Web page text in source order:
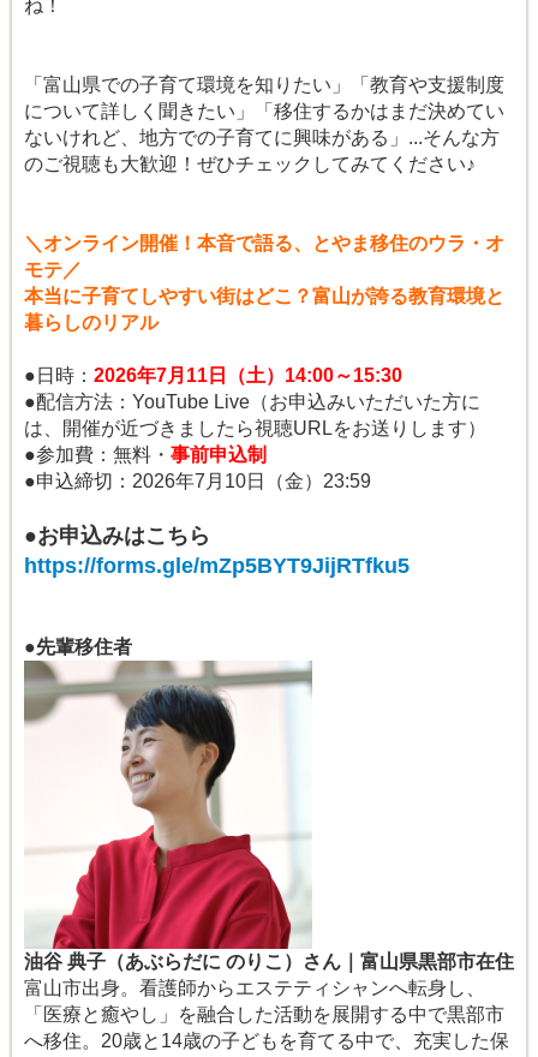
ね！
「富山県での子育て環境を知りたい」「教育や支援制度
について詳しく聞きたい」「移住するかはまだ決めてい
ないけれど、地方での子育てに興味がある」...そんな方
のご視聴も大歓迎！ぜひチェックしてみてください♪
＼オンライン開催！本音で語る、とやま移住のウラ・オ
モテ／
本当に子育てしやすい街はどこ？富山が誇る教育環境と
暮らしのリアル
●日時： 2026年7月11日（土）14:00～15:30
●配信方法：YouTube Live（お申込みいただいた方に
は、開催が近づきましたら視聴URLをお送りします）
●参加費：無料・ 事前申込制
●申込締切：2026年7月10日（金）23:59
●お申込みはこちら
https://forms.gle/mZp5BYT9JijRTfku5
●先輩移住者
油谷 典子（あぶらだに のりこ）さん｜富山県黒部市在住
富山市出身。看護師からエステティシャンへ転身し、
「医療と癒やし」を融合した活動を展開する中で黒部市
へ移住。20歳と14歳の子どもを育てる中で、充実した保